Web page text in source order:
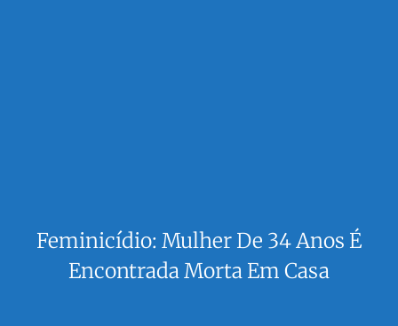
Feminicídio: Mulher De 34 Anos É
Encontrada Morta Em Casa